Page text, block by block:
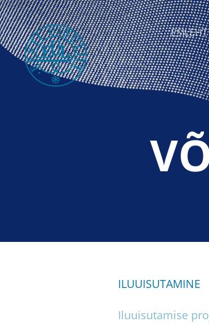
ESILEHT
ILUUISUTAMINE
Iluuisutamise